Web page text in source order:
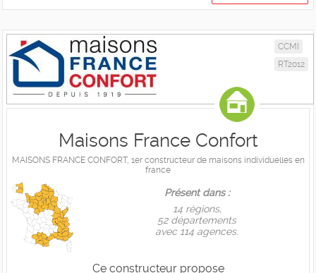
CCMI
RT2012
Maisons France Confort
MAISONS FRANCE CONFORT, 1er constructeur de maisons individuelles en
france
Présent dans :
14 règions,
52 départements
avec 114 agences.
Ce constructeur propose